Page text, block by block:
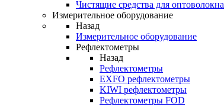
Чистящие средства для оптоволокна
Измерительное оборудование
Назад
Измерительное оборудование
Рефлектометры
Назад
Рефлектометры
EXFO рефлектометры
KIWI рефлектометры
Рефлектометры FOD